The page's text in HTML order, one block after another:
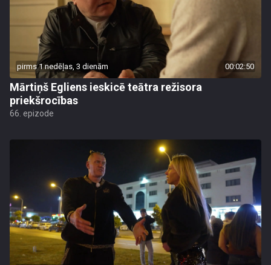
pirms 1 nedēļas, 3 dienām 00:02:50
Mārtiņš Egliens ieskicē teātra režisora
priekšrocības
66. epizode